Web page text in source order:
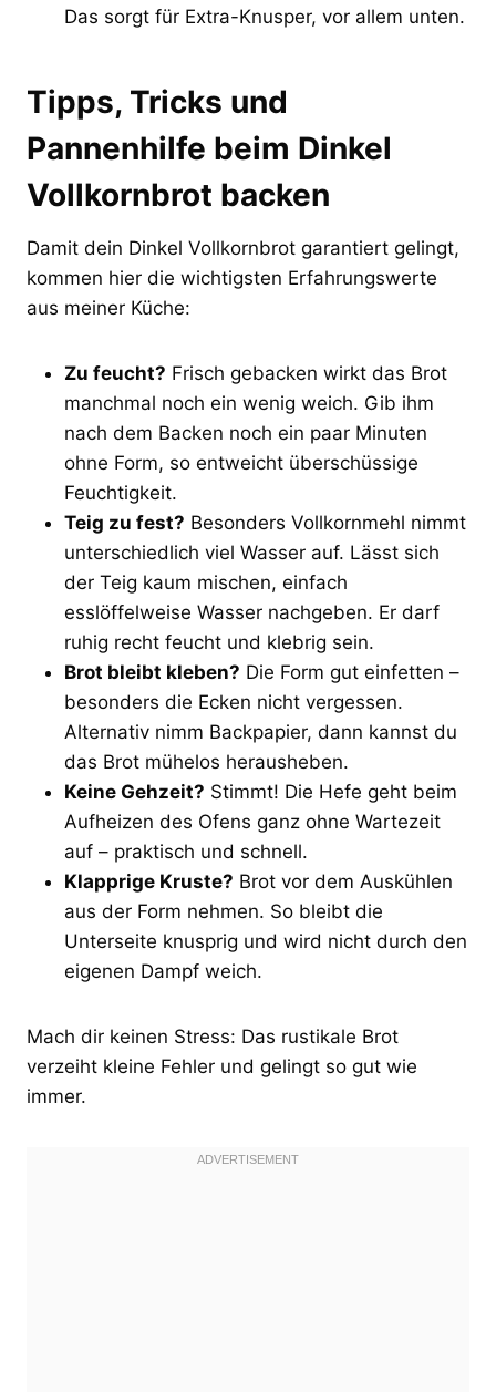
Das sorgt für Extra-Knusper, vor allem unten.
Tipps, Tricks und
Pannenhilfe beim Dinkel
Vollkornbrot backen
Damit dein Dinkel Vollkornbrot garantiert gelingt,
kommen hier die wichtigsten Erfahrungswerte
aus meiner Küche:
Zu feucht? Frisch gebacken wirkt das Brot
manchmal noch ein wenig weich. Gib ihm
nach dem Backen noch ein paar Minuten
ohne Form, so entweicht überschüssige
Feuchtigkeit.
Teig zu fest? Besonders Vollkornmehl nimmt
unterschiedlich viel Wasser auf. Lässt sich
der Teig kaum mischen, einfach
esslöffelweise Wasser nachgeben. Er darf
ruhig recht feucht und klebrig sein.
Brot bleibt kleben? Die Form gut einfetten –
besonders die Ecken nicht vergessen.
Alternativ nimm Backpapier, dann kannst du
das Brot mühelos herausheben.
Keine Gehzeit? Stimmt! Die Hefe geht beim
Aufheizen des Ofens ganz ohne Wartezeit
auf – praktisch und schnell.
Klapprige Kruste? Brot vor dem Auskühlen
aus der Form nehmen. So bleibt die
Unterseite knusprig und wird nicht durch den
eigenen Dampf weich.
Mach dir keinen Stress: Das rustikale Brot
verzeiht kleine Fehler und gelingt so gut wie
immer.